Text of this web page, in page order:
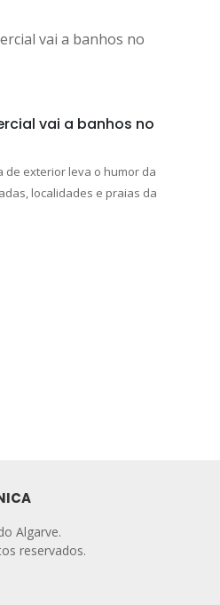
vai a banhos no
de exterior leva o humor da
localidades e praias da
Algarve.
reservados.